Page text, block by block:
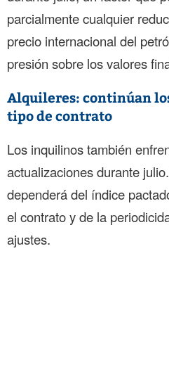
parcialmente cualquier
precio internacional del
presión sobre los valores
Alquileres: continúan
tipo de contrato
Los inquilinos también
actualizaciones durante
dependerá del índice
el contrato y de la
ajustes.